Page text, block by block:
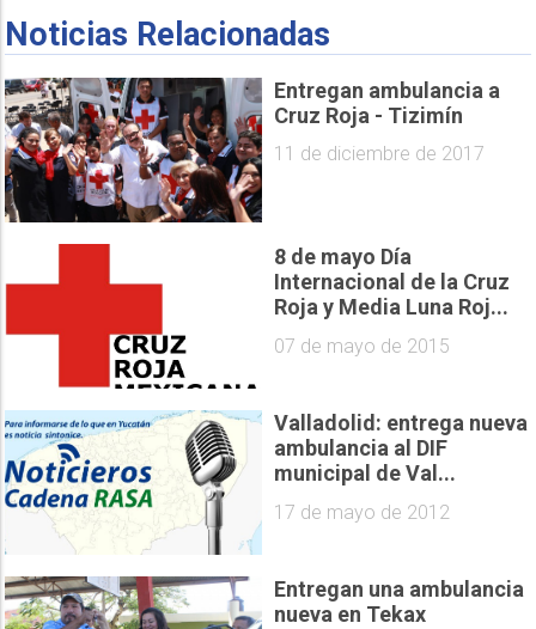
Noticias Relacionadas
Entregan ambulancia a
Cruz Roja - Tizimín
11 de diciembre de 2017
8 de mayo Día
Internacional de la Cruz
Roja y Media Luna Roj...
07 de mayo de 2015
Valladolid: entrega nueva
ambulancia al DIF
municipal de Val...
17 de mayo de 2012
Entregan una ambulancia
nueva en Tekax